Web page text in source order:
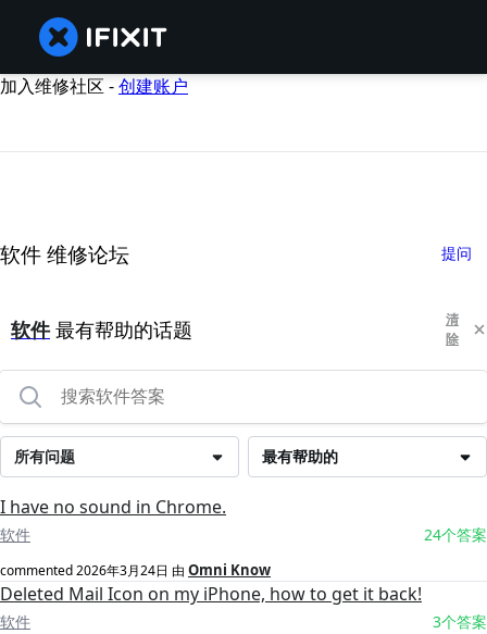
加入维修社区 -创建账户
软件 维修论坛 提问
软件最有帮助的话题
清
除
最有帮助的
所有问题
I have no sound in Chrome.
软件 24个答案
commented2026年3月24日 由 Omni Know
Deleted Mail Icon on my iPhone, how to get it back!
软件 3个答案